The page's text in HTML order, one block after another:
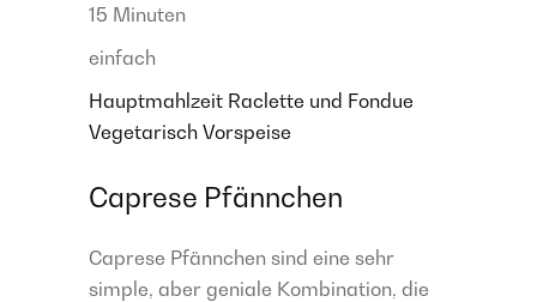
15 Minuten
einfach
Hauptmahlzeit Raclette und Fondue
Vegetarisch Vorspeise
Caprese Pfännchen
Caprese Pfännchen sind eine sehr
simple, aber geniale Kombination, die